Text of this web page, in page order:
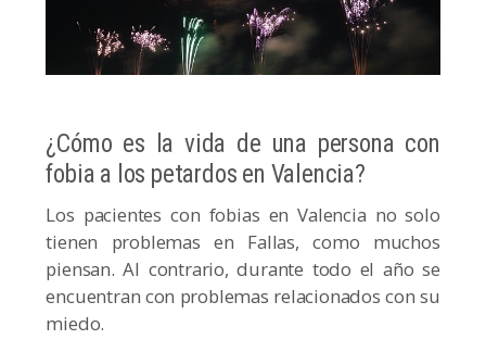
¿Cómo es la vida de una persona con
fobia a los petardos en Valencia?
Los pacientes con fobias en Valencia no solo
tienen problemas en Fallas, como muchos
piensan. Al contrario, durante todo el año se
encuentran con problemas relacionados con su
miedo.